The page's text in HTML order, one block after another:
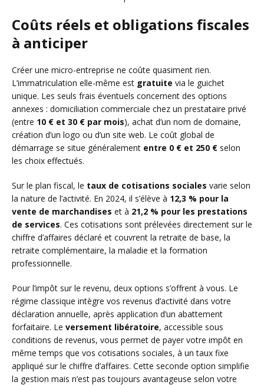
Coûts réels et obligations fiscales
à anticiper
Créer une micro-entreprise ne coûte quasiment rien.
L’immatriculation elle-même est gratuite via le guichet
unique. Les seuls frais éventuels concernent des options
annexes : domiciliation commerciale chez un prestataire privé
(entre 10 € et 30 € par mois), achat d’un nom de domaine,
création d’un logo ou d’un site web. Le coût global de
démarrage se situe généralement entre 0 € et 250 € selon
les choix effectués.
Sur le plan fiscal, le taux de cotisations sociales varie selon
la nature de l’activité. En 2024, il s’élève à 12,3 % pour la
vente de marchandises et à 21,2 % pour les prestations
de services. Ces cotisations sont prélevées directement sur le
chiffre d’affaires déclaré et couvrent la retraite de base, la
retraite complémentaire, la maladie et la formation
professionnelle.
Pour l’impôt sur le revenu, deux options s’offrent à vous. Le
régime classique intègre vos revenus d’activité dans votre
déclaration annuelle, après application d’un abattement
forfaitaire. Le versement libératoire, accessible sous
conditions de revenus, vous permet de payer votre impôt en
même temps que vos cotisations sociales, à un taux fixe
appliqué sur le chiffre d’affaires. Cette seconde option simplifie
la gestion mais n’est pas toujours avantageuse selon votre